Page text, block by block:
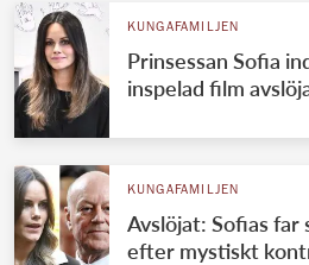
KUNGAFAMILJEN
Prinsessan Sofia
inspelad film
KUNGAFAMILJEN
Avslöjat: Sofias far
efter mystiskt